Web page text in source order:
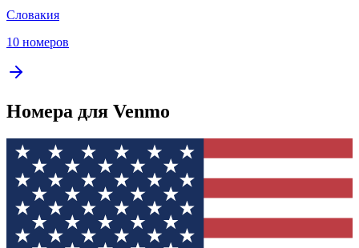
Словакия
10 номеров
Номера для Venmo